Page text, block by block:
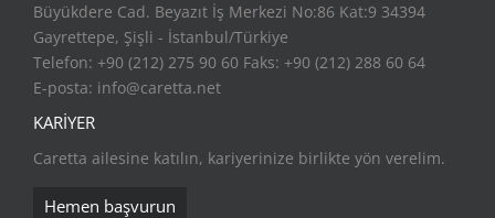
Büyükdere Cad. Beyazıt İş Merkezi No:86 Kat:9 34394
Gayrettepe, Şişli - İstanbul/Türkiye
Telefon: +90 (212) 275 90 60 Faks: +90 (212) 288 60 64
E-posta: info@caretta.net
KARİYER
Caretta ailesine katılın, kariyerinize birlikte yön verelim.
Hemen başvurun